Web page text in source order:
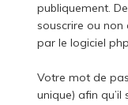
publiquement.
souscrire ou non
par le logiciel
Votre mot de
unique) afin